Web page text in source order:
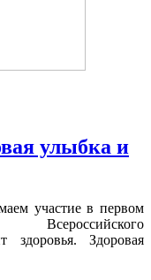
улыбка и
участие в первом
Всероссийского
здоровья. Здоровая